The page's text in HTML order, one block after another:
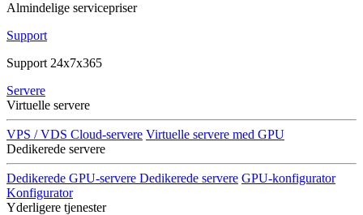
Almindelige servicepriser
Support
Support 24x7x365
Servere
Virtuelle servere
VPS / VDS Cloud-servere Virtuelle servere med GPU
Dedikerede servere
Dedikerede GPU-servere Dedikerede servere GPU-konfigurator
Konfigurator
Yderligere tjenester